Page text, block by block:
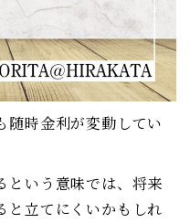
随時金利が変動してい
という意味では、将来
と立てにくいかもしれ